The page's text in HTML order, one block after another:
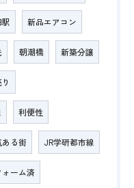
新品エアコン
朝潮橋 新築分譲
利便性
ある街 JR学研都市線
ォーム済